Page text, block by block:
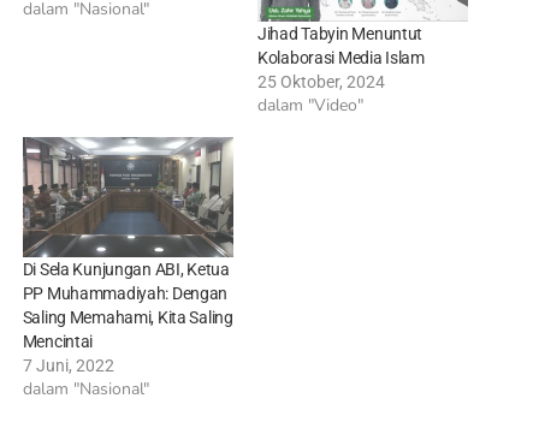
dalam "Nasional"
Jihad Tabyin Menuntut
Kolaborasi Media Islam
25 Oktober, 2024
dalam "Video"
Di Sela Kunjungan ABI, Ketua
PP Muhammadiyah: Dengan
Saling Memahami, Kita Saling
Mencintai
7 Juni, 2022
dalam "Nasional"